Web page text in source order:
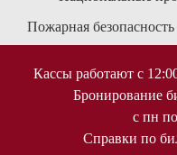
Пожарная безопасность
Кассы работают с
Бронирование
с пн
Справки по